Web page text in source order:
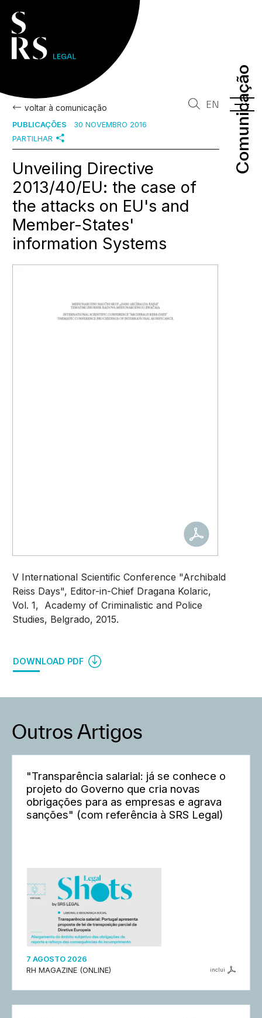
Comunicação
Comunicação
EN
voltar à comunicação
PUBLICAÇÕES
30 NOVEMBRO 2016
PARTILHAR
Unveiling Directive
2013/40/EU: the case of
the attacks on EU's and
Member-States'
information Systems
V International Scientific Conference "Archibald
Reiss Days", Editor-in-Chief Dragana Kolaric,
Vol. 1, Academy of Criminalistic and Police
Studies, Belgrado, 2015.
DOWNLOAD PDF
Outros Artigos
"Transparência salarial: já se conhece o
projeto do Governo que cria novas
obrigações para as empresas e agrava
sanções" (com referência à SRS Legal)
7 AGOSTO 2026
RH MAGAZINE (ONLINE)
inclui